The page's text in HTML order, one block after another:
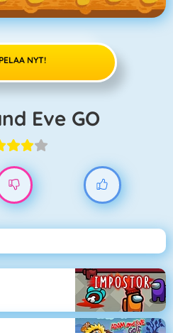
PELAA NYT!
Eve GO